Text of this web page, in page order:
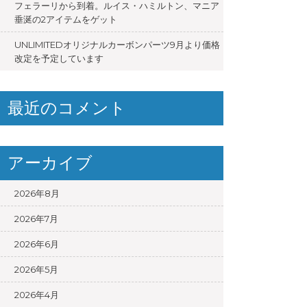
フェラーリから到着。ルイス・ハミルトン、マニア
垂涎の2アイテムをゲット
UNLIMITEDオリジナルカーボンパーツ9月より価格
改定を予定しています
最近のコメント
アーカイブ
2026年8月
2026年7月
2026年6月
2026年5月
2026年4月